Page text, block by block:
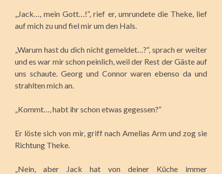
„Jack…, mein Gott…!“, rief er, umrundete die Theke, lief
auf mich zu und fiel mir um den Hals.
„Warum hast du dich nicht gemeldet…?“, sprach er weiter
und es war mir schon peinlich, weil der Rest der Gäste auf
uns schaute. Georg und Connor waren ebenso da und
strahlten mich an.
„Kommt…, habt ihr schon etwas gegessen?“
Er löste sich von mir, griff nach Amelias Arm und zog sie
Richtung Theke.
„Nein, aber Jack hat von deiner Küche immer